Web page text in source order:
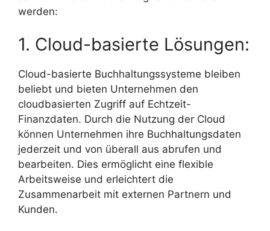
werden:
1. Cloud-basierte Lösungen:
Cloud-basierte Buchhaltungssysteme bleiben
beliebt und bieten Unternehmen den
cloudbasierten Zugriff auf Echtzeit-
Finanzdaten. Durch die Nutzung der Cloud
können Unternehmen ihre Buchhaltungsdaten
jederzeit und von überall aus abrufen und
bearbeiten. Dies ermöglicht eine flexible
Arbeitsweise und erleichtert die
Zusammenarbeit mit externen Partnern und
Kunden.